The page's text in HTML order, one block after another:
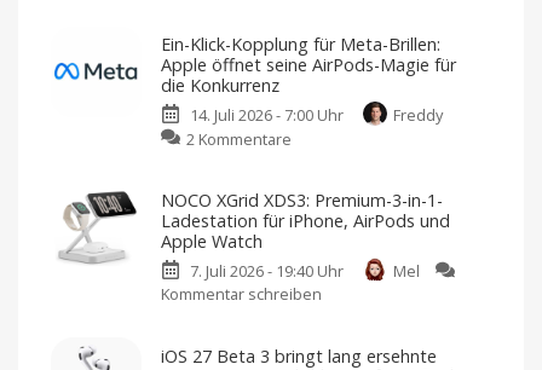
im
Test:
eine
wichtiger
drei
Geräte
gleichzeitig
auf
Ein-Klick-Kopplung für Meta-Brillen:
Apple öffnet seine AirPods-Magie für
die Konkurrenz
14. Juli 2026 - 7:00 Uhr
Freddy
2 Kommentare
Kopplung
für
Brillen:
Apple
seine
NOCO XGrid XDS3: Premium-3-in-1-
Ladestation für iPhone, AirPods und
Apple Watch
7. Juli 2026 - 19:40 Uhr
Mel
Kommentar schreiben
XDS3:
iOS 27 Beta 3 bringt lang ersehnte